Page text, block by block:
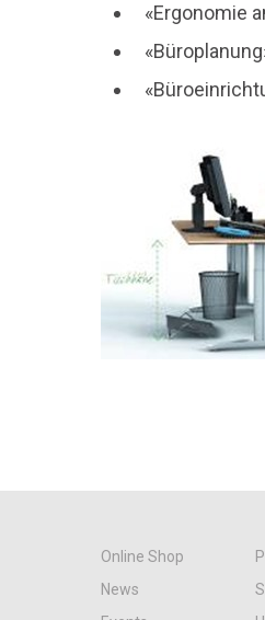
«Ergonomie
Online Shop
News